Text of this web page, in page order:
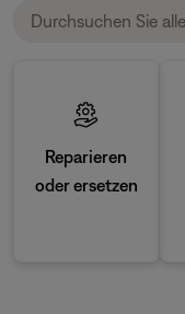
Reparieren
oder ersetzen